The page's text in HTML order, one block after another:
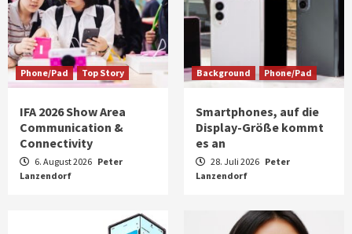
Phone/Pad Top Story
IFA 2026 Show Area
Communication &
Connectivity
6. August 2026 Peter
Lanzendorf
Background Phone/Pad
Smartphones, auf die
Display-Größe kommt
es an
28. Juli 2026 Peter
Lanzendorf